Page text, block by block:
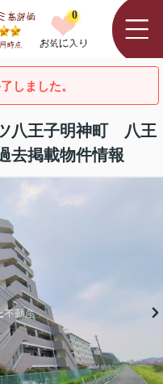
0
しました。
八王子明神町 八王
去掲載物件情報